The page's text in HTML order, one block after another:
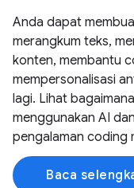
Anda dapat
merangkum teks,
konten, membantu
mempersonalisasi
lagi. Lihat
menggunakan AI
pengalaman coding
Baca